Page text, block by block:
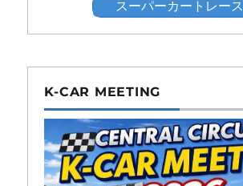
スーパーカートレース
K-CAR MEETING